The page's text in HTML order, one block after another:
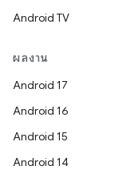
Android TV
ผลงาน
Android 17
Android 16
Android 15
Android 14